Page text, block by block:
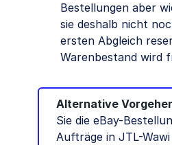
Bestellungen aber
sie deshalb nicht
ersten Abgleich
Warenbestand wird
Alternative
Sie die eBay-
Aufträge in JTL-